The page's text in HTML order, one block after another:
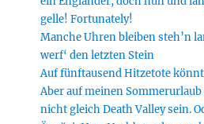
gelle! Fortunately!
Manche Uhren bleiben steh’n
werf‘ den letzten Stein
Auf fünftausend Hitzetote
Aber auf meinen Sommerurlaub
nicht gleich Death Valley sein.